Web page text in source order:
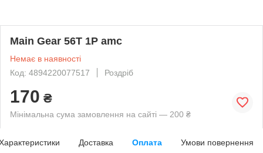
Main Gear 56T 1P amc
Немає в наявності
Код: 4894220077517
Роздріб
170 ₴
Мінімальна сума замовлення на сайті — 200 ₴
Доставка Оплата Умови повернення